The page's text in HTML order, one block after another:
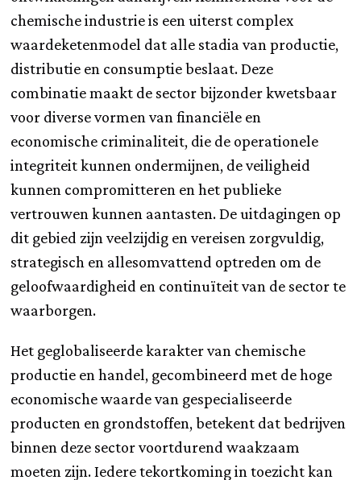
chemische industrie is een uiterst complex
waardeketenmodel dat alle stadia van productie,
distributie en consumptie beslaat. Deze
combinatie maakt de sector bijzonder kwetsbaar
voor diverse vormen van financiële en
economische criminaliteit, die de operationele
integriteit kunnen ondermijnen, de veiligheid
kunnen compromitteren en het publieke
vertrouwen kunnen aantasten. De uitdagingen op
dit gebied zijn veelzijdig en vereisen zorgvuldig,
strategisch en allesomvattend optreden om de
geloofwaardigheid en continuïteit van de sector te
waarborgen.
Het geglobaliseerde karakter van chemische
productie en handel, gecombineerd met de hoge
economische waarde van gespecialiseerde
producten en grondstoffen, betekent dat bedrijven
binnen deze sector voortdurend waakzaam
moeten zijn. Iedere tekortkoming in toezicht kan